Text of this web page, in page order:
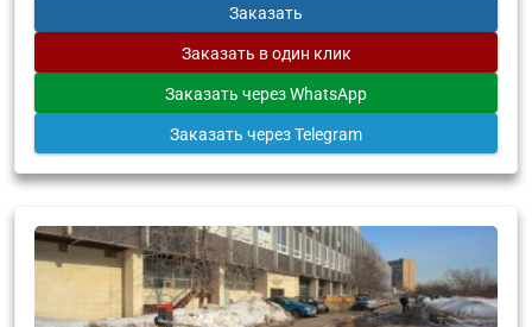
Заказать
Заказать в один клик
Заказать через WhatsApp
Заказать через Telegram